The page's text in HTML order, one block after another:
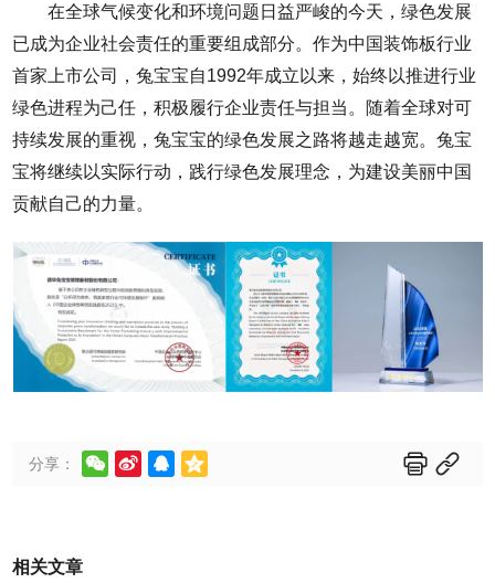
在全球气候变化和环境问题日益严峻的今天，绿色发展
已成为企业社会责任的重要组成部分。作为中国装饰板行业
首家上市公司，兔宝宝自1992年成立以来，始终以推进行业
绿色进程为己任，积极履行企业责任与担当。随着全球对可
持续发展的重视，兔宝宝的绿色发展之路将越走越宽。兔宝
宝将继续以实际行动，践行绿色发展理念，为建设美丽中国
贡献自己的力量。
分享：      
相关文章